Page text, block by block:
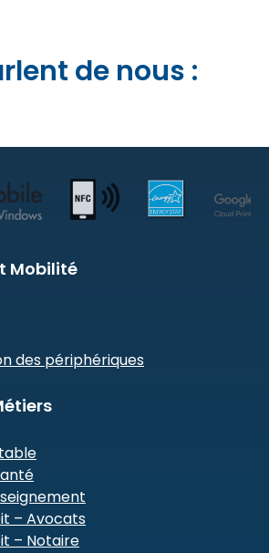
de nous :
Mobilité
des périphériques
– Avocats
– Notaire